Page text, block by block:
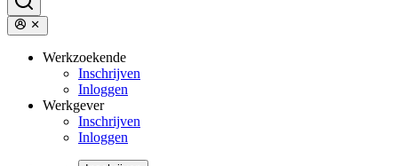
Werkzoekende
Inschrijven
Inloggen
Werkgever
Inschrijven
Inloggen